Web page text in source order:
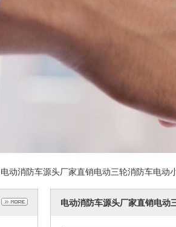
电动消防车源头厂家直销电动三轮消防车电动
电动消防车源头厂家直销电动